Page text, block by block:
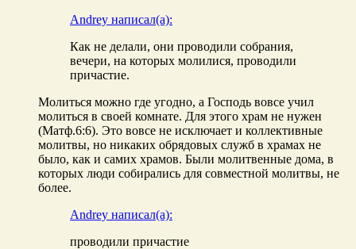
Andrey написал(а):
Как не делали, они проводили собрания,
вечери, на которых молилися, проводили
причастие.
Молиться можно где угодно, а Господь вовсе учил
молиться в своей комнате. Для этого храм не нужен
(Матф.6:6). Это вовсе не исключает и коллективные
молитвы, но никаких обрядовых служб в храмах не
было, как и самих храмов. Были молитвенные дома, в
которых люди собирались для совместной молитвы, не
более.
Andrey написал(а):
проводили причастие